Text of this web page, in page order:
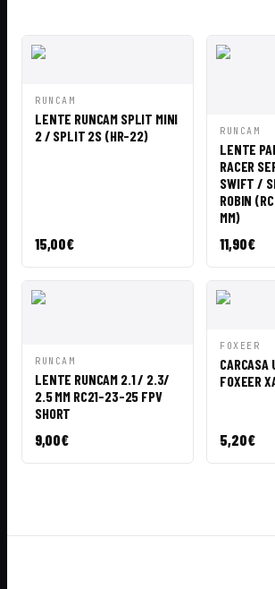
VISTA
RUNCAM
LENTE RUNCAM SPLIT MINI
2 / SPLIT 2S (HR-22)
15,00€
VISTA
RUNCAM
LENTE
RACER
SWIFT /
ROBIN
MM)
11,90€
VISTA
RUNCAM
LENTE RUNCAM 2.1 / 2.3/
2.5 MM RC21-23-25 FPV
SHORT
9,00€
VISTA
FOXEER
CARCASA
FOXEER
5,20€